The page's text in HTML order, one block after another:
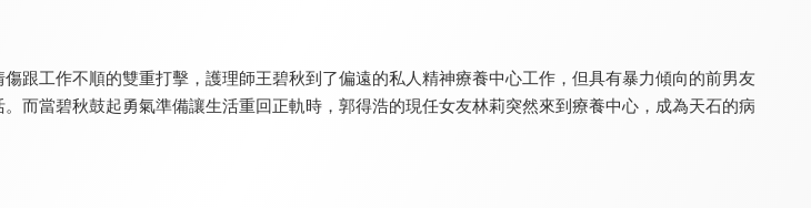
傷跟工作不順的雙重打擊，護理師王碧秋到了偏遠的私人精神療養中心工作，但具有暴力傾向的前男友
而當碧秋鼓起勇氣準備讓生活重回正軌時，郭得浩的現任女友林莉突然來到療養中心，成為天石的病